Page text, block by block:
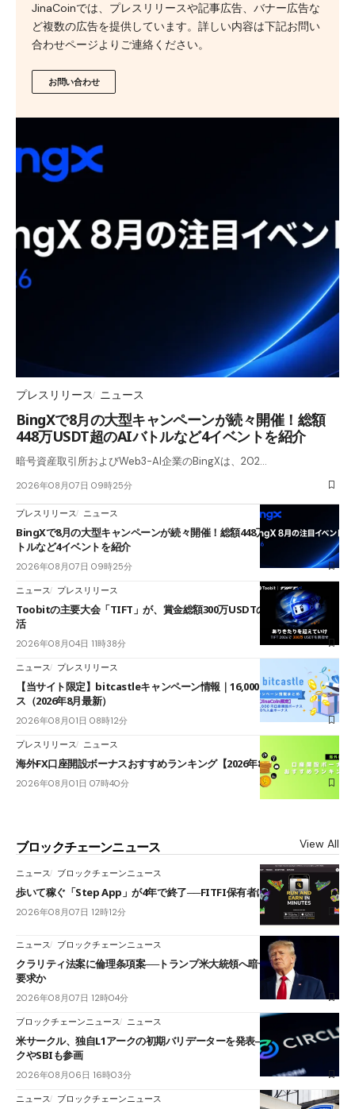
JinaCoinでは、プレスリリースや記事広告、バナー広告な
ど複数の広告を提供しています。詳しい内容は下記お問い
合わせページよりご連絡ください。
お問い合わせ
プレスリリース ニュース
BingXで8月の大型キャンペーンが続々開催！総額
448万USDT超のAIバトルなど4イベントを紹介
暗号資産取引所およびWeb3-AI企業のBingXは、202…
2026年08月07日 09時25分
プレスリリース ニュース
BingXで8月の大型キャンペーンが続々開催！総額448万USDT超のAIバ
トルなど4イベントを紹介
2026年08月07日 09時25分
ニュース プレスリリース
Toobitの主要大会「TIFT」が、賞金総額300万USDTのレースとして復
活
2026年08月04日 11時38分
ニュース プレスリリース
【当サイト限定】bitcastleキャンペーン情報｜16,000円口座開設ボーナ
ス（2026年8月最新）
2026年08月01日 08時12分
プレスリリース ニュース
海外FX口座開設ボーナスおすすめランキング【2026年8月最新】
2026年08月01日 07時40分
ブロックチェーンニュース View All
ニュース ブロックチェーンニュース
歩いて稼ぐ「Step App」が4年で終了──FITFI保有者に対応呼びかけ
2026年08月07日 12時12分
ニュース ブロックチェーンニュース
クラリティ法案に倫理条項案──トランプ米大統領へ暗号資産事業の売却
要求か
2026年08月07日 12時04分
ブロックチェーンニュース ニュース
米サークル、独自L1アークの初期バリデーターを発表――ブラックロッ
クやSBIも参画
2026年08月06日 16時03分
ニュース ブロックチェーンニュース